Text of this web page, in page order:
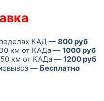
КАД — 800 руб
км от КАДа — 1000 руб
км от КАДа — 1200 руб
— Бесплатно